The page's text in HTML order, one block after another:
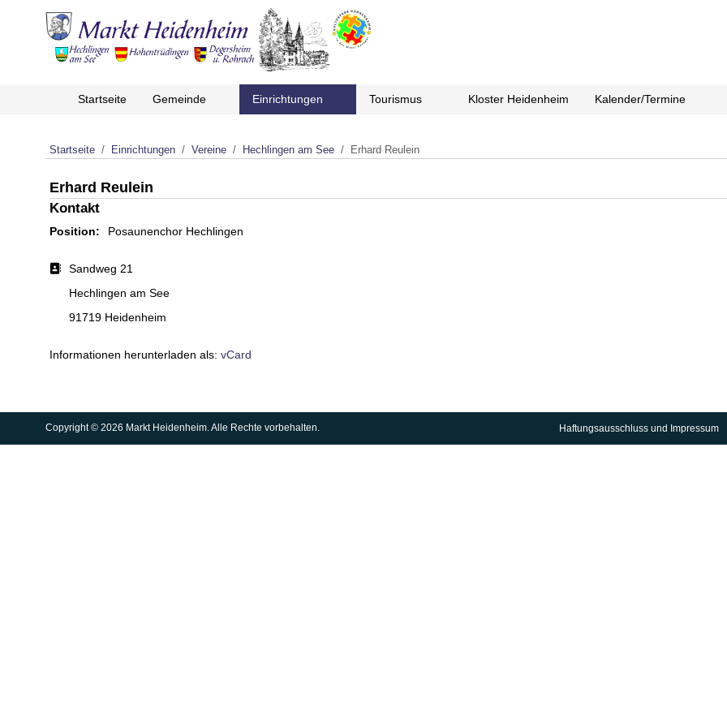
Startseite Gemeinde Einrichtungen Tourismus Kloster Heidenheim Kalender/Termine
Startseite Einrichtungen Vereine Hechlingen am See Erhard Reulein
Erhard Reulein
Kontakt
Position: Posaunenchor Hechlingen
Adresse:
Sandweg 21
Hechlingen am See
91719 Heidenheim
Informationen herunterladen als: vCard
Copyright © 2026 Markt Heidenheim. Alle Rechte vorbehalten. Haftungsausschluss und Impressum